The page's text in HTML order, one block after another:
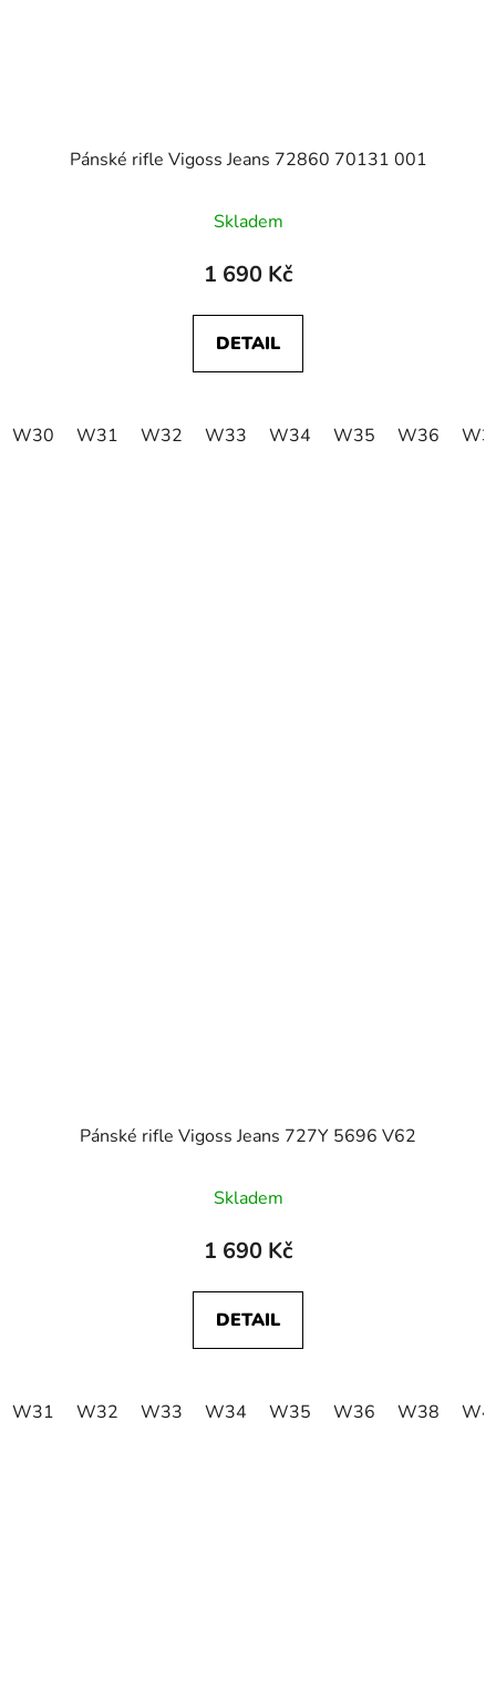
Pánské rifle Vigoss Jeans 72860 70131 001
Skladem
1 690 Kč
DETAIL
W30 W31 W32 W33 W34 W35 W36
Pánské rifle Vigoss Jeans 727Y 5696 V62
Skladem
1 690 Kč
DETAIL
W31 W32 W33 W34 W35 W36 W38